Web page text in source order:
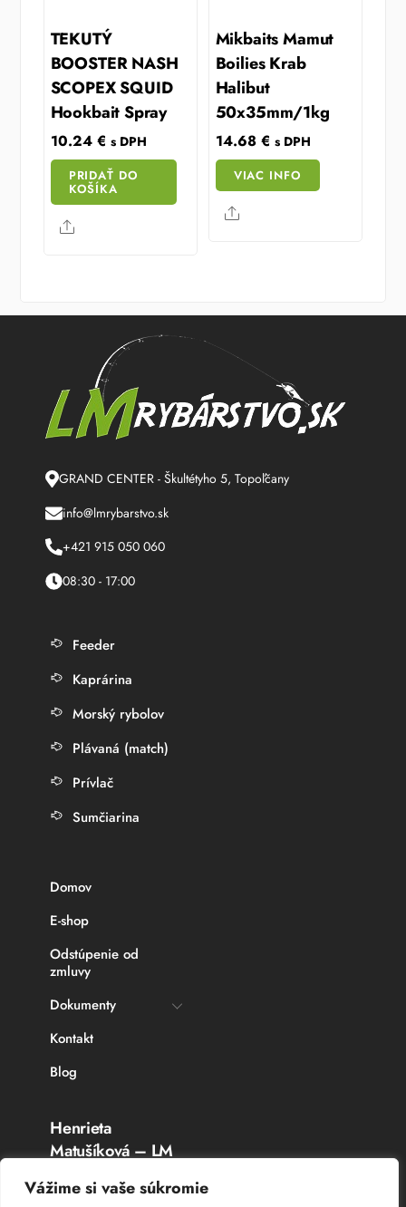
Vážime si vaše súkromie
TEKUTÝ
BOOSTER NASH
SCOPEX SQUID
Hookbait Spray
10.24 € s DPH
PRIDAŤ DO
KOŠÍKA
Share
Mikbaits Mamut
Boilies Krab
Halibut
50x35mm/1kg
14.68 € s DPH
VIAC INFO
Share
GRAND CENTER - Škultétyho 5, Topoľčany
info@lmrybarstvo.sk
+421 915 050 060
08:30 - 17:00
Feeder
Kaprárina
Morský rybolov
Plávaná (match)
Prívlač
Sumčiarina
Domov
E-shop
Odstúpenie od
zmluvy
Dokumenty
Kontakt
Blog
Henrieta
Matušíková – LM
Rybárske potreby